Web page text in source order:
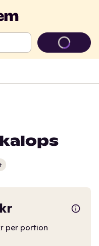
per portion